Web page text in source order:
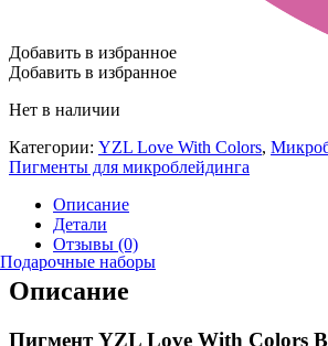
Подарочные наборы
Добавить в избранное
Добавить в избранное
Нет в наличии
Категории: YZL Love With Colors,
Пигменты для микроблейдинга
Описание
Детали
Отзывы (0)
Описание
Пигмент YZL Love With Colors